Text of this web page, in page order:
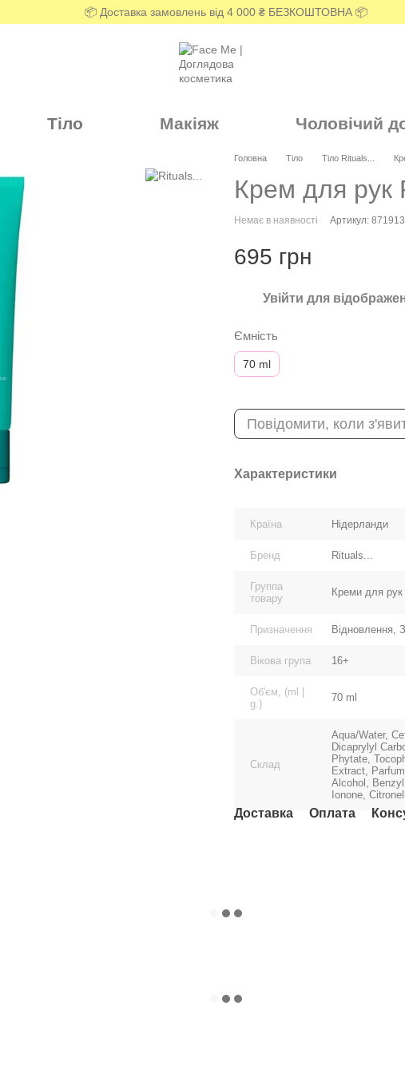
📦 Доставка замовлень від 4 000 ₴ БЕЗКОШТОВНА 📦
Тіло Макіяж Чоловічий
Головна Тіло Тіло Rituals...
Крем для рук
Немає в наявності Артикул:
695 грн
Увійти для
Ємність
70 ml
Повідомити, коли
Характеристики
Країна Нідерланди
Бренд Rituals...
Группа
товару
Креми для рук
Призначення Відновлення,
Вікова група 16+
Об'єм, (ml |
g.)
70 ml
Склад
Aqua/Water,
Dicaprylyl
Phytate,
Extract,
Alcohol,
Ionone,
Доставка Оплата